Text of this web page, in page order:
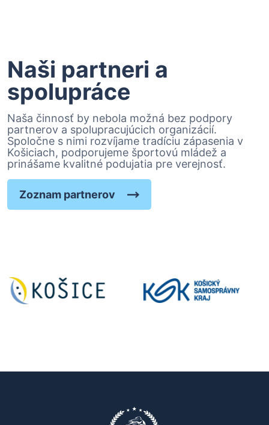
Naši partneri a
spolupráce
Naša činnosť by nebola možná bez podpory
partnerov a spolupracujúcich organizácií.
Spoločne s nimi rozvíjame tradíciu zápasenia v
Košiciach, podporujeme športovú mládež a
prinášame kvalitné podujatia pre verejnosť.
Zoznam partnerov